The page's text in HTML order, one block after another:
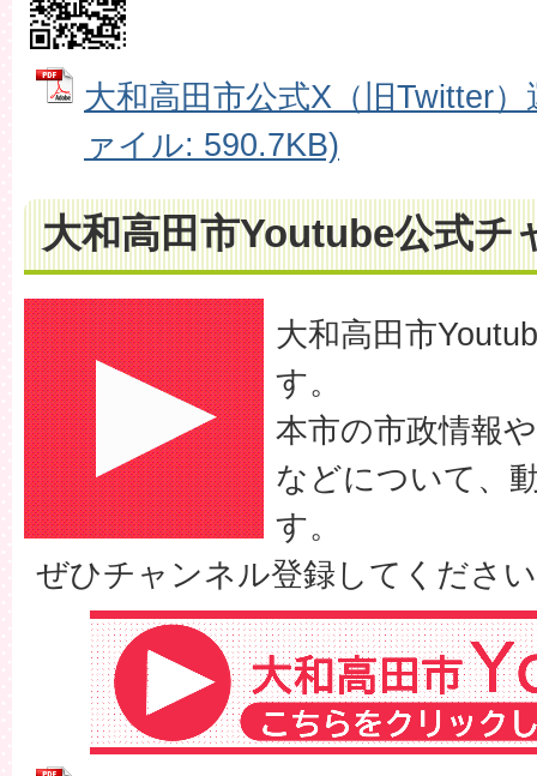
大和高田市公式X（旧Twitter
ァイル: 590.7KB)
大和高田市Youtube公式チ
大和高田市
す。
本市の市政情報
などについて、
す。
ぜひチャンネル登録してくださ